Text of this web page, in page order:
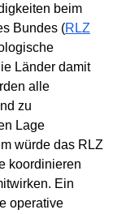
beim
Bundes (RLZ
Länder damit
alle
zu
Lage
würde das RLZ
koordinieren
Ein
operative